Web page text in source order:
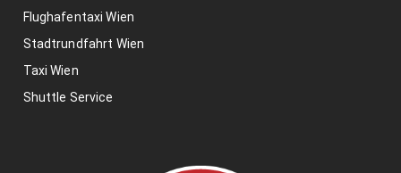
Flughafentaxi Wien
Stadtrundfahrt Wien
Taxi Wien
Shuttle Service